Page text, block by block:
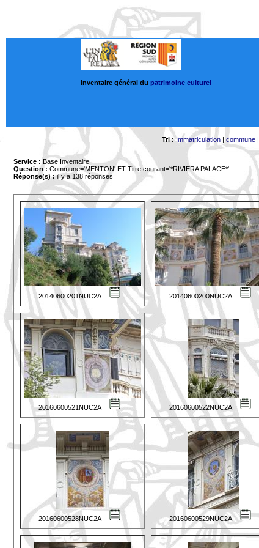
Inventaire général du patrimoine culturel
Tri : Immatriculation| commune|
Service : Base Inventaire
Question : Commune='MENTON' ET Titre courant='*RIVIERA PALACE*'
Réponse(s) :il y a 138 réponses
20140600201NUC2A 20140600200NUC2A
20160600521NUC2A 20160600522NUC2A
20160600528NUC2A 20160600529NUC2A